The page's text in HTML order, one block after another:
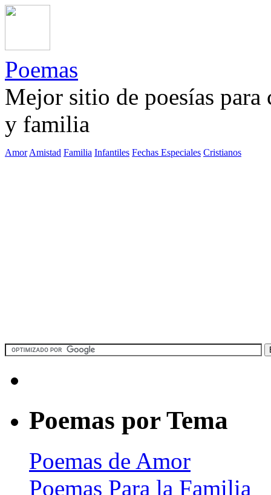
Poemas
Mejor sitio de poesías
y familia
Amor Amistad Familia Infantiles Fechas Especiales Cristianos
Poemas por Tema
Poemas de Amor
Poemas Para la Familia